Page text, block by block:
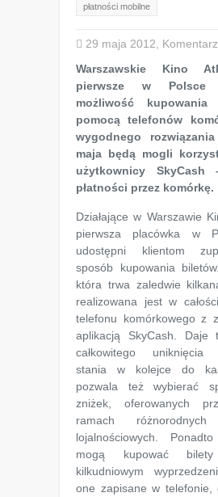
płatności mobilne
29 maja 2012,
Warszawskie Kino
pierwsze w Polsce
możliwość
pomocą telefonów
wygodnego
maja będą mogli
użytkownicy SkyCash
płatności przez komórkę.
Działające w Warszawie
pierwsza placówka w
udostępni klientom
sposób kupowania
która trwa zaledwie
realizowana jest w
telefonu komórkowego z
aplikacją SkyCash. Daje
całkowitego uniknięcia
stania w kolejce do
pozwala też wybierać
zniżek, oferowanych
ramach różnorodnych
lojalnościowych.
mogą kupować
kilkudniowym
one zapisane w telefonie,